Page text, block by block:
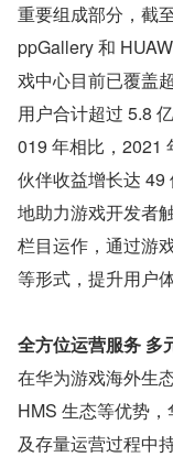
重要组成部分，截
ppGallery 和
戏中心目前已覆盖
用户合计超过 5.8
019 年相比，2021
伙伴收益增长达 49
地助力游戏开发者
栏目运作，通过游
等形式，提升用户
全方位运营服务 多
在华为游戏海外生
HMS 生态等优势
及存量运营过程中